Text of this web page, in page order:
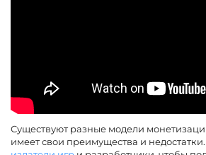
Существуют разные модели
имеет свои преимущества и недостатки.